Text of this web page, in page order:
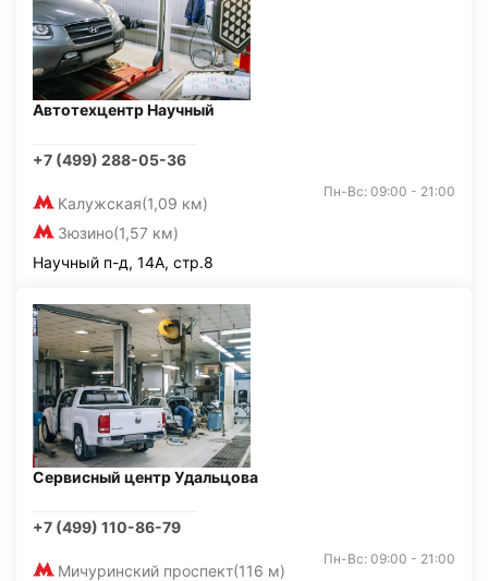
Автотехцентр Научный
+7 (499) 288-05-36
Калужская(1,09 км)
Зюзино(1,57 км)
Пн-Вс: 09:00 - 21:00
Научный п-д, 14А, стр.8
Сервисный центр Удальцова
+7 (499) 110-86-79
Мичуринский проспект(116 м)
Пн-Вс: 09:00 - 21:00